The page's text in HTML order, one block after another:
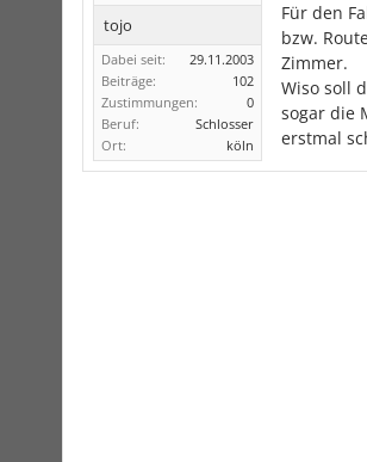
tojo
Dabei seit:
29.11.2003
Beiträge:
102
Zustimmungen:
0
Beruf:
Schlosser
Ort:
köln
Für den
bzw.
Zimmer.
Wiso soll
sogar die
erstmal